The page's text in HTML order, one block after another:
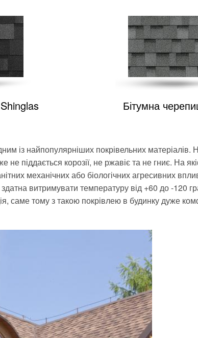
Бітумна
із найпопулярніших покрівельних матеріалів.
не піддається корозії, не ржавіє та не гниє. На
механічних або біологічних агресивних
витримувати температуру від +60 до -120
саме тому з такою покрівлею в будинку дуже